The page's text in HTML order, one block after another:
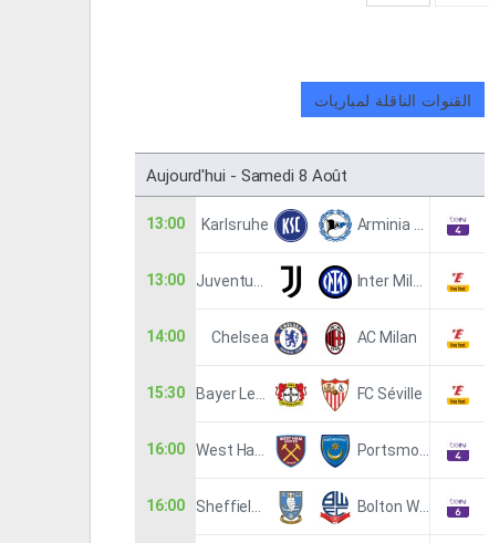
القنوات الناقلة لمباريات